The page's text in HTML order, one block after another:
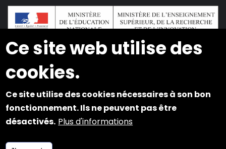
Ce site web utilise des
cookies.
Ce site utilise des cookies nécessaires à son bon
fonctionnement. Ils ne peuvent pas être
désactivés. Plus d'informations
2024 © Copyright INSEI. Tous droits réservés
Plan du site
Mentions légales